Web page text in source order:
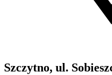
Szczytno, ul.